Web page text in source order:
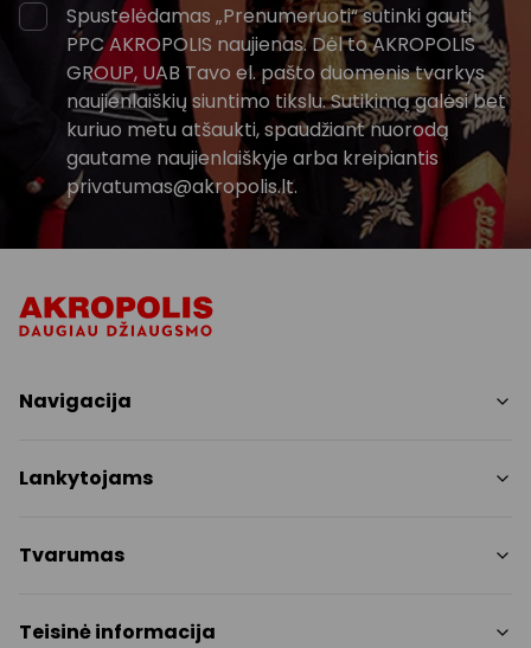
Spustelėdamas „Prenumeruoti“ sutinki gauti
PPC AKROPOLIS naujienas. Dėl to AKROPOLIS
GROUP, UAB Tavo el. pašto duomenis tvarkys
naujienlaiškių siuntimo tikslu. Sutikimą galėsi bet
kuriuo metu atšaukti, spaudžiant nuorodą
gautame naujienlaiškyje arba kreipiantis
privatumas@akropolis.lt.
Navigacija
Paslaugos
Pramogos
Lankytojams
Nemokami patogumai
Kontaktai
Tvarumas
Tvarumo ataskaita
Teisinė informacija